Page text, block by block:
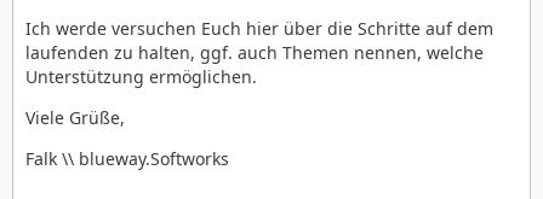
Ich werde versuchen Euch hier über die Schritte auf dem
laufenden zu halten, ggf. auch Themen nennen, welche
Unterstützung ermöglichen.
Viele Grüße,
Falk \\ blueway.Softworks